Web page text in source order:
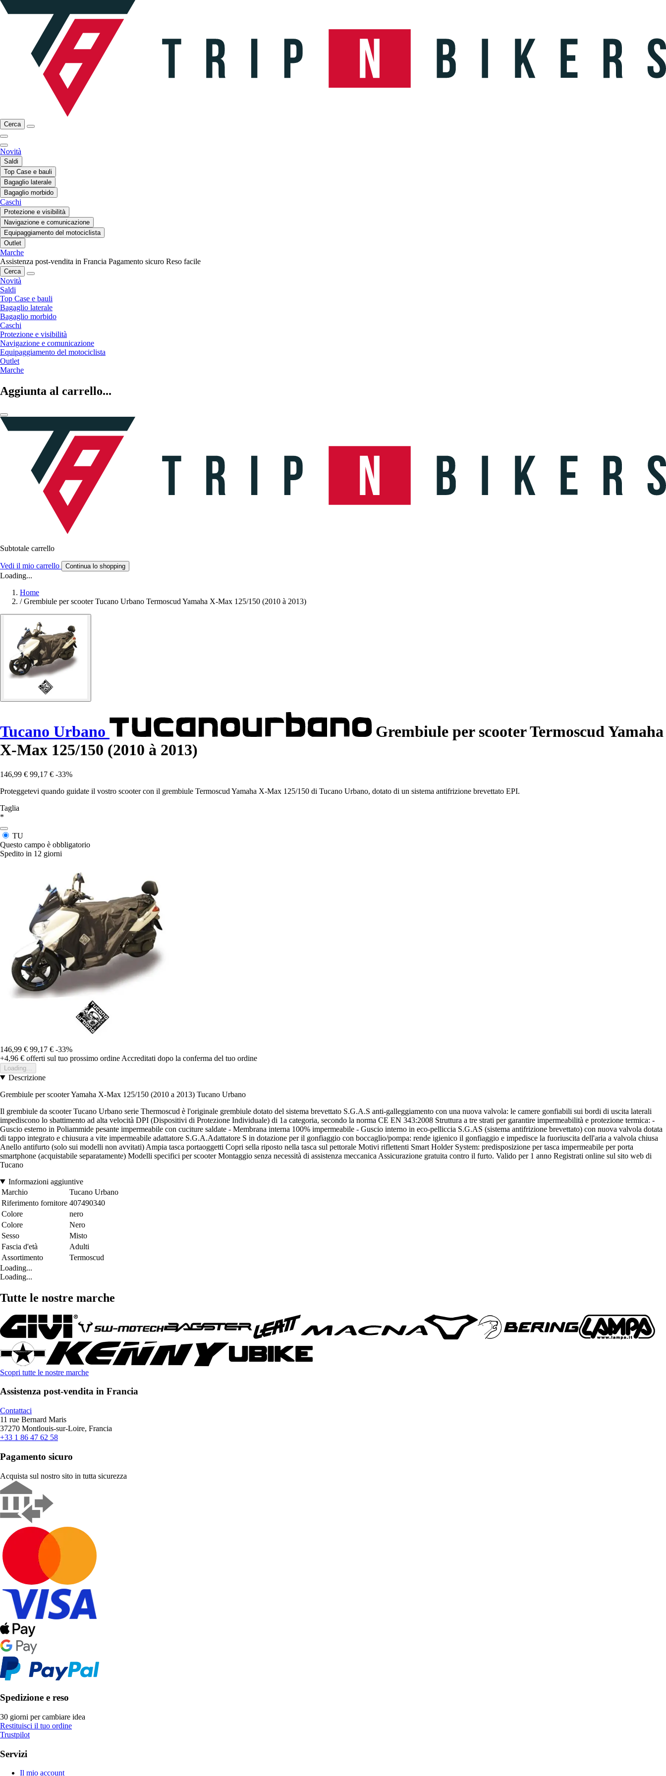
Cerca
Novità
Saldi
Top Case e bauli
Bagaglio laterale
Bagaglio morbido
Caschi
Protezione e visibilità
Navigazione e comunicazione
Equipaggiamento del motociclista
Outlet
Marche
Assistenza post-vendita in Francia Pagamento sicuro Reso facile
Cerca
Novità
Saldi
Top Case e bauli
Bagaglio laterale
Bagaglio morbido
Caschi
Protezione e visibilità
Navigazione e comunicazione
Equipaggiamento del motociclista
Outlet
Marche
Aggiunta al carrello...
Subtotale carrello
Vedi il mio carrello Continua lo shopping
Loading...
Home
/ Grembiule per scooter Tucano Urbano Termoscud Yamaha X-Max 125/150 (2010 à 2013)
Tucano Urbano
Grembiule per scooter Termoscud Yamaha
X-Max 125/150 (2010 à 2013)
146,99 € 99,17 € -33%
Proteggetevi quando guidate il vostro scooter con il grembiule Termoscud Yamaha X-Max 125/150 di Tucano Urbano, dotato di un sistema antifrizione brevettato EPI.
Taglia
*
TU
Questo campo è obbligatorio
Spedito in 12 giorni
146,99 € 99,17 € -33%
+4,96 € offerti sul tuo prossimo ordine Accreditati dopo la conferma del tuo ordine
Loading...
Descrizione
Grembiule per scooter Yamaha X-Max 125/150 (2010 a 2013) Tucano Urbano
Il grembiule da scooter Tucano Urbano serie Thermoscud è l'originale grembiule dotato del sistema brevettato S.G.A.S anti-galleggiamento con una nuova valvola: le camere gonfiabili sui bordi di uscita laterali
impediscono lo sbattimento ad alta velocità DPI (Dispositivi di Protezione Individuale) di 1a categoria, secondo la norma CE EN 343:2008 Struttura a tre strati per garantire impermeabilità e protezione termica: -
Guscio esterno in Poliammide pesante impermeabile con cuciture saldate - Membrana interna 100% impermeabile - Guscio interno in eco-pelliccia S.G.AS (sistema antifrizione brevettato) con nuova valvola dotata
di tappo integrato e chiusura a vite impermeabile adattatore S.G.A.Adattatore S in dotazione per il gonfiaggio con boccaglio/pompa: rende igienico il gonfiaggio e impedisce la fuoriuscita dell'aria a valvola chiusa
Anello antifurto (solo sui modelli non avvitati) Ampia tasca portaoggetti Copri sella riposto nella tasca sul pettorale Motivi riflettenti Smart Holder System: predisposizione per tasca impermeabile per porta
smartphone (acquistabile separatamente) Modelli specifici per scooter Montaggio senza necessità di assistenza meccanica Assicurazione gratuita contro il furto. Valido per 1 anno Registrati online sul sito web di
Tucano
Informazioni aggiuntive
Marchio
Tucano Urbano
Riferimento fornitore 407490340
Colore
nero
Colore
Nero
Sesso
Misto
Fascia d'età
Adulti
Assortimento
Termoscud
Loading...
Loading...
Tutte le nostre marche
Scopri tutte le nostre marche
Assistenza post-vendita in Francia
Contattaci
11 rue Bernard Maris
37270 Montlouis-sur-Loire, Francia
+33 1 86 47 62 58
Pagamento sicuro
Acquista sul nostro sito in tutta sicurezza
Spedizione e reso
30 giorni per cambiare idea
Restituisci il tuo ordine
Trustpilot
Servizi
Il mio account